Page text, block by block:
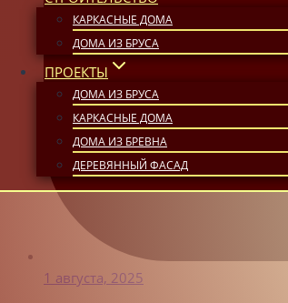
КАРКАСНЫЕ ДОМА
ДОМА ИЗ БРУСА
ПРОЕКТЫ
ДОМА ИЗ БРУСА
КАРКАСНЫЕ ДОМА
ДОМА ИЗ БРЕВНА
ДЕРЕВЯННЫЙ ФАСАД
1 августа, 2025